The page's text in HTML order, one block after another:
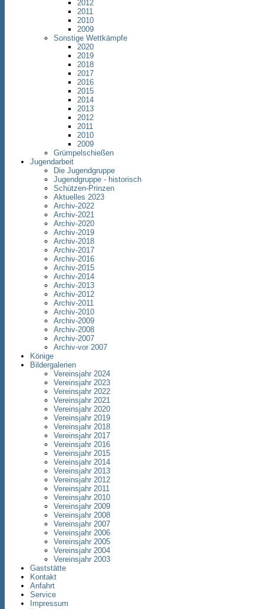
2012
2011
2010
2009
Sonstige Wettkämpfe
2020
2019
2018
2017
2016
2015
2014
2013
2012
2011
2010
2009
Grümpelschießen
Jugendarbeit
Die Jugendgruppe
Jugendgruppe - historisch
Schützen-Prinzen
Aktuelles 2023
Archiv-2022
Archiv-2021
Archiv-2020
Archiv-2019
Archiv-2018
Archiv-2017
Archiv-2016
Archiv-2015
Archiv-2014
Archiv-2013
Archiv-2012
Archiv-2011
Archiv-2010
Archiv-2009
Archiv-2008
Archiv-2007
Archiv-vor 2007
Könige
Bildergalerien
Vereinsjahr 2024
Vereinsjahr 2023
Vereinsjahr 2022
Vereinsjahr 2021
Vereinsjahr 2020
Vereinsjahr 2019
Vereinsjahr 2018
Vereinsjahr 2017
Vereinsjahr 2016
Vereinsjahr 2015
Vereinsjahr 2014
Vereinsjahr 2013
Vereinsjahr 2012
Vereinsjahr 2011
Vereinsjahr 2010
Vereinsjahr 2009
Vereinsjahr 2008
Vereinsjahr 2007
Vereinsjahr 2006
Vereinsjahr 2005
Vereinsjahr 2004
Vereinsjahr 2003
Gaststätte
Kontakt
Anfahrt
Service
Impressum